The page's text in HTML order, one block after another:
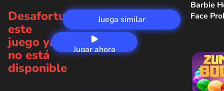
Jugar ahora
Desafortunadamente,
este
juego ya
no está
disponible
Juega similar
Barbie
Face